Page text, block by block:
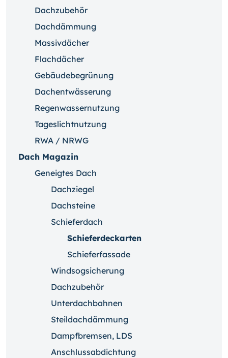
Dachzubehör
Dachdämmung
Massivdächer
Flachdächer
Gebäudebegrünung
Dachentwässerung
Regenwassernutzung
Tageslichtnutzung
RWA / NRWG
Dach Magazin
Geneigtes Dach
Dachziegel
Dachsteine
Schieferdach
Schieferdeckarten
Schieferfassade
Windsogsicherung
Dachzubehör
Unterdachbahnen
Steildachdämmung
Dampfbremsen, LDS
Anschlussabdichtung